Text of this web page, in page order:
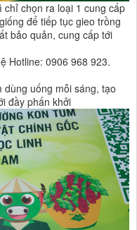
chọn ra loại 1 cung cấp
để tiếp tục gieo trồng
bảo quản, cung cấp tới
Hotline: 0906 968 923.
dùng uống mỗi sáng, tạo
đầy phấn khởi